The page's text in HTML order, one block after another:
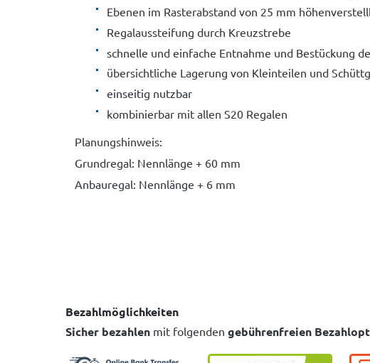
Ebenen im Rasterabstand von 25 mm
Regalaussteifung durch Kreuzstrebe
schnelle und einfache Entnahme und Bestückung
übersichtliche Lagerung von Kleinteilen und
einseitig nutzbar
kombinierbar mit allen S20 Regalen
Planungshinweis:
Grundregal: Nennlänge + 60 mm
Anbauregal: Nennlänge + 6 mm
Bezahlmöglichkeiten
Sicher bezahlen mit folgenden gebührenfreien